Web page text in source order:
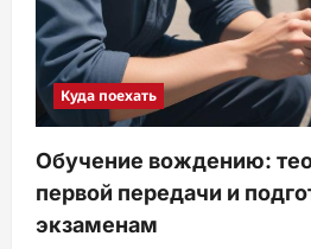
Куда поехать
Обучение вождению:
первой передачи и
экзаменам